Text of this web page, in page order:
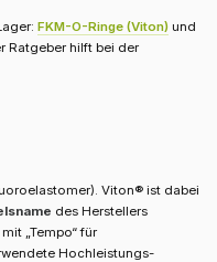
FKM-O-Ringe (Viton) und
Ratgeber hilft bei der
Viton® ist dabei
des Herstellers
„Tempo“ für
Hochleistungs-